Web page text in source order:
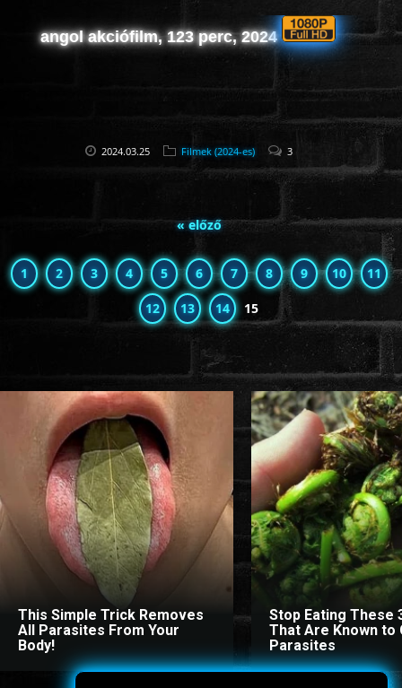
angol akciófilm, 123 perc, 2024
2024.03.25 Filmek (2024-es) 3
« előző
1 2 3 4 5 6 7 8 9 10 11
12 13 14 15
This Simple Trick Removes
All Parasites From Your
Body!
Stop Eating These
That Are Known to
Parasites